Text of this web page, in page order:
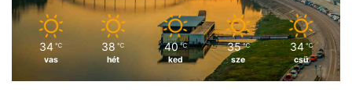
34 ℃
vas
38 ℃
hét
40 ℃
ked
35 ℃
sze
34 ℃
csü